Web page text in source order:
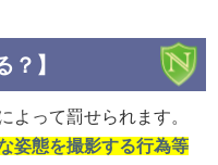
？】
よって罰せられます。
姿態を撮影する行為等